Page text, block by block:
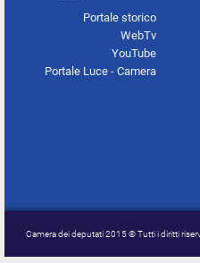
Portale storico
WebTv
YouTube
Portale Luce - Camera
Camera dei deputati 2015 © Tutti i diritti